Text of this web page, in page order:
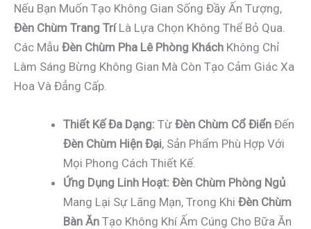
Nếu Bạn Muốn Tạo Không Gian Sống Đầy Ấn Tượng,
Đèn Chùm Trang TríLà Lựa Chọn Không Thể Bỏ Qua.
Các Mẫu Đèn Chùm Pha Lê Phòng Khách Không Chỉ
Làm Sáng Bừng Không Gian Mà Còn Tạo Cảm Giác Xa
Hoa Và Đẳng Cấp.
Thiết Kế Đa Dạng: Từ Đèn Chùm Cổ Điển Đến
Đèn Chùm Hiện Đại, Sản Phẩm Phù Hợp Với
Mọi Phong Cách Thiết Kế.
Ứng Dụng Linh Hoạt: Đèn Chùm Phòng Ngủ
Mang Lại Sự Lãng Mạn, Trong Khi Đèn Chùm
Bàn Ăn Tạo Không Khí Ấm Cúng Cho Bữa Ăn